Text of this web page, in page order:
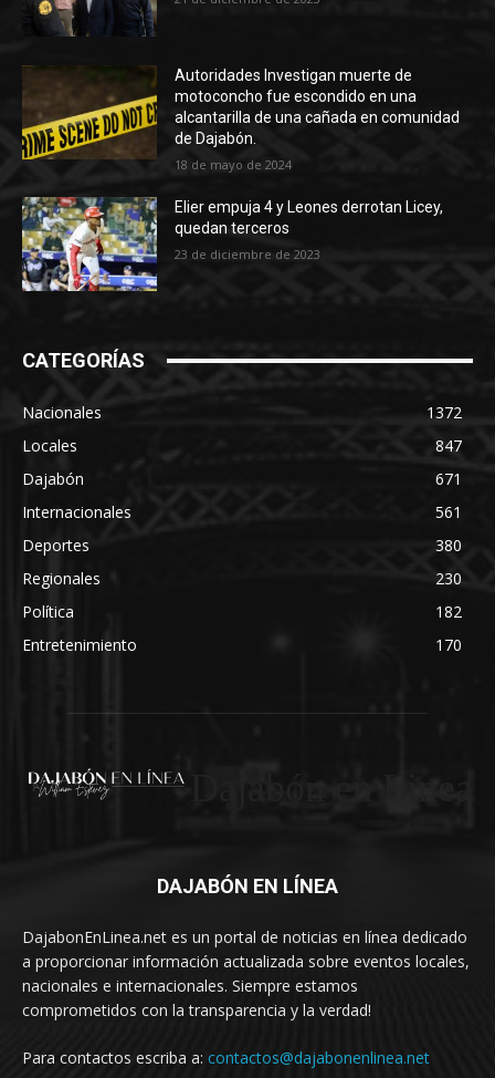
Autoridades Investigan muerte de
motoconcho fue escondido en una
alcantarilla de una cañada en comunidad
de Dajabón.
18 de mayo de 2024
Elier empuja 4 y Leones derrotan Licey,
quedan terceros
23 de diciembre de 2023
CATEGORÍAS
Nacionales
1372
Locales
847
Dajabón
671
Internacionales
561
Deportes
380
Regionales
230
Política
182
Entretenimiento
170
DAJABÓN EN LÍNEA
DajabonEnLinea.net es un portal de noticias en línea dedicado
a proporcionar información actualizada sobre eventos locales,
nacionales e internacionales. Siempre estamos
comprometidos con la transparencia y la verdad!
Para contactos escriba a: contactos@dajabonenlinea.net